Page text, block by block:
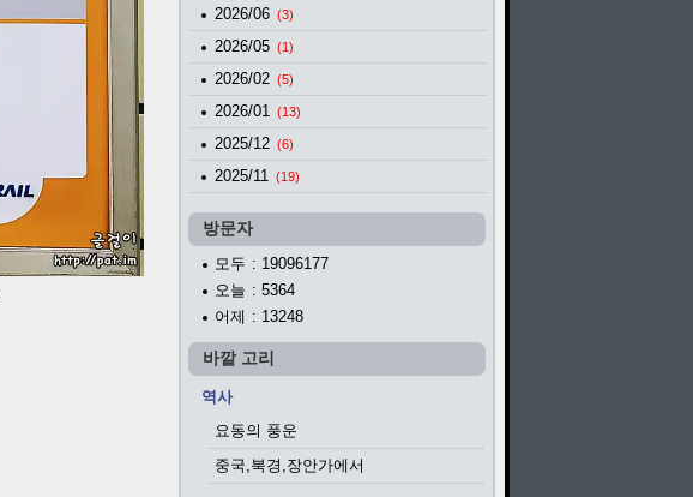
2026/06 (3)
2026/05 (1)
2026/02 (5)
2026/01 (13)
2025/12 (6)
2025/11 (19)
방문자
모두 : 19096177
오늘 : 5364
어제 : 13248
바깥 고리
역사
요동의 풍운
중국,북경,장안가에서